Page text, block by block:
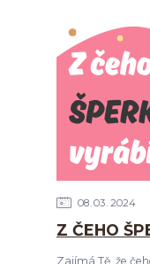
08 03 2024
Z ČEHO
Zajímá Tě, že